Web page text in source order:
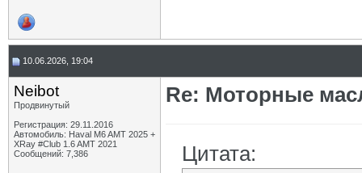
10.06.2026, 19:04
Neibot
Продвинутый
Регистрация: 29.11.2016
Автомобиль: Haval M6 AMT 2025 +
XRay #Club 1.6 AMT 2021
Сообщений: 7,386
Re: Моторные
Цитата: